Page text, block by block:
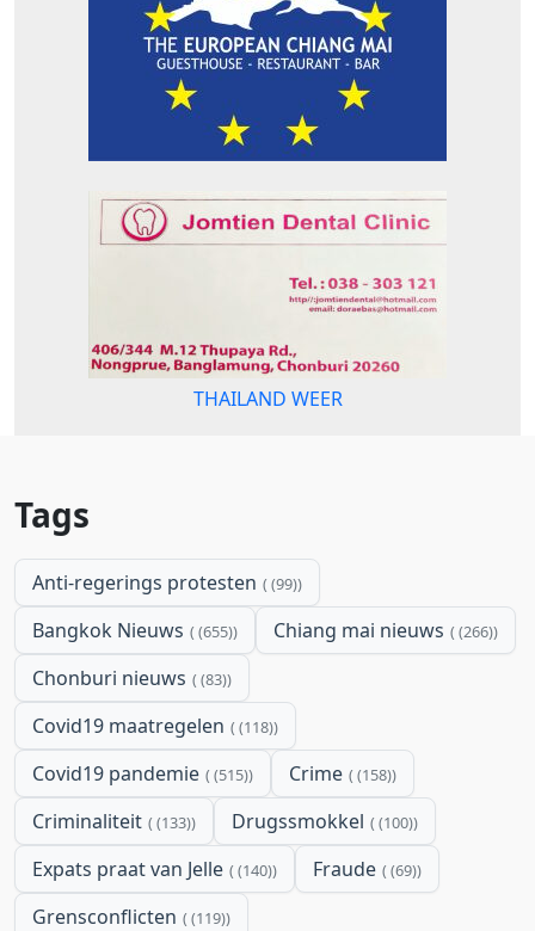
THAILAND WEER
Tags
Anti-regerings protesten (99)
Bangkok Nieuws (655) Chiang mai nieuws (266)
Chonburi nieuws (83)
Covid19 maatregelen (118)
Covid19 pandemie (515) Crime (158)
Criminaliteit (133) Drugssmokkel (100)
Expats praat van Jelle (140) Fraude (69)
Grensconflicten (119)